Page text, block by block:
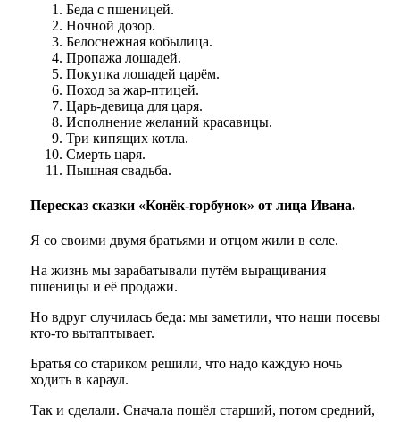
Беда с пшеницей.
Ночной дозор.
Белоснежная кобылица.
Пропажа лошадей.
Покупка лошадей царём.
Поход за жар-птицей.
Царь-девица для царя.
Исполнение желаний красавицы.
Три кипящих котла.
Смерть царя.
Пышная свадьба.
Пересказ сказки «Конёк-горбунок» от лица Ивана.
Я со своими двумя братьями и отцом жили в селе.
На жизнь мы зарабатывали путём выращивания
пшеницы и её продажи.
Но вдруг случилась беда: мы заметили, что наши посевы
кто-то вытаптывает.
Братья со стариком решили, что надо каждую ночь
ходить в караул.
Так и сделали. Сначала пошёл старший, потом средний,